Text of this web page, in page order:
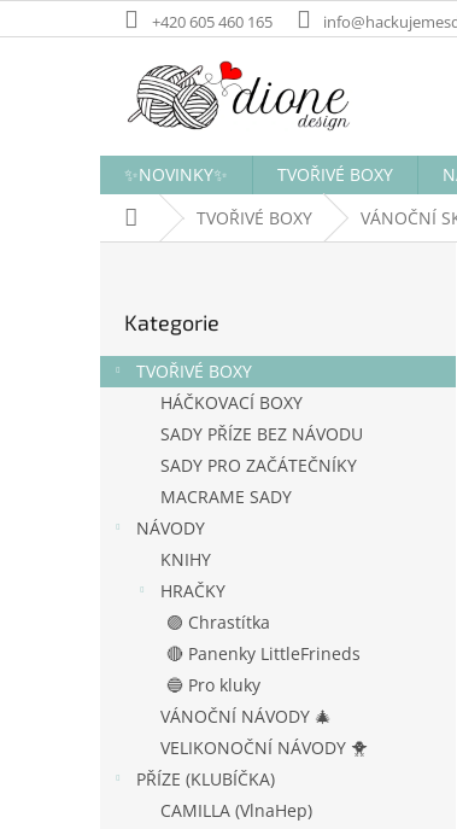
na
+420 605 460 165
✨NOVINKY✨ TVOŘIVÉ BOXY
Domů TVOŘIVÉ BOXY VÁNOČNÍ
r
a
kategorie
Kategorie
TVOŘIVÉ BOXY
HÁČKOVACÍ BOXY
SADY PŘÍZE BEZ NÁVODU
SADY PRO ZAČÁTEČNÍKY
MACRAME SADY
NÁVODY
KNIHY
HRAČKY
🟣 Chrastítka
🔴 Panenky LittleFrineds
🔵 Pro kluky
VÁNOČNÍ NÁVODY 🎄
VELIKONOČNÍ NÁVODY 🐥
PŘÍZE (KLUBÍČKA)
CAMILLA (VlnaHep)